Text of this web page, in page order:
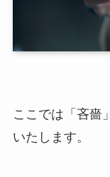
ここでは「吝嗇
いたします。